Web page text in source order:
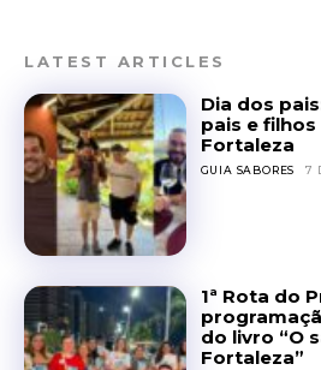
LATEST ARTICLES
Dia dos
pais e
Fortaleza
GUIA SABORES 7
1ª Rota do
do livro “O
Fortaleza”